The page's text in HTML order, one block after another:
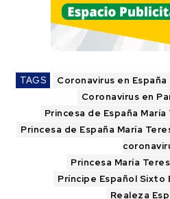
TAGS Coronavirus en España
Coronavirus en
Princesa de España
Princesa de España María
Princesa María
Príncipe Español Sixto
Realeza